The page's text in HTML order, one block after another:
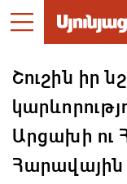
Շուշին իր
Արցախի ու